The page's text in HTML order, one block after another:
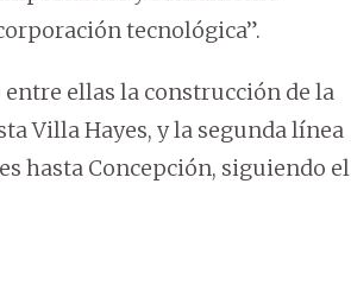
tecnológica”.
ellas la construcción de la
Villa Hayes, y la segunda línea
hasta Concepción, siguiendo el